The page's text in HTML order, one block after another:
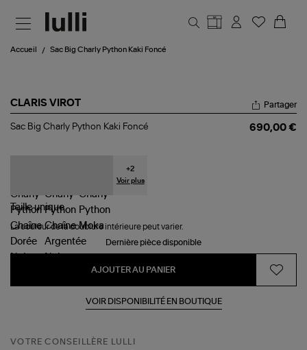
Accueil Sac Big Charly Python Kaki Foncé
CLARIS VIROT
Sac
Partager
Sac Big Charly Python Kaki Foncé 690,00 €
+2
Voir plus
Tailleunique
La couleur de la doublure intérieure peut varier.
Dernière pièce disponible
AJOUTER AU PANIER
VOIR DISPONIBILITÉ EN BOUTIQUE
VOTRE CONSEILLÈRE LULLI